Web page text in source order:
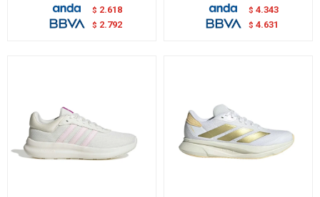
$ 2.618
$ 2.792
$ 4.343
$ 4.631